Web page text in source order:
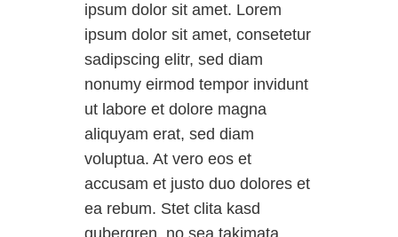
ipsum dolor sit amet. Lorem
ipsum dolor sit amet, consetetur
sadipscing elitr, sed diam
nonumy eirmod tempor invidunt
ut labore et dolore magna
aliquyam erat, sed diam
voluptua. At vero eos et
accusam et justo duo dolores et
ea rebum. Stet clita kasd